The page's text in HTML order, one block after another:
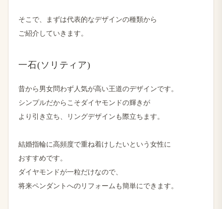
そこで、​まずは​代表的な​デザインの​種類から
ご紹介していきます。
一石(ソリティア)
昔から​男女問わず​人気が​高い​王道の​デザインです。
シンプルだから​こそ​ダイヤモンドの​輝きが
より​引き立ち、​リングデザインも​際立ちます。
結婚​指輪に​高頻度で​重ね着けしたいと​いう​女性に
おすすめです。
ダイヤモンドが​一粒だけなので、
将来ペンダントへの​リフォームも​簡単に​できます。